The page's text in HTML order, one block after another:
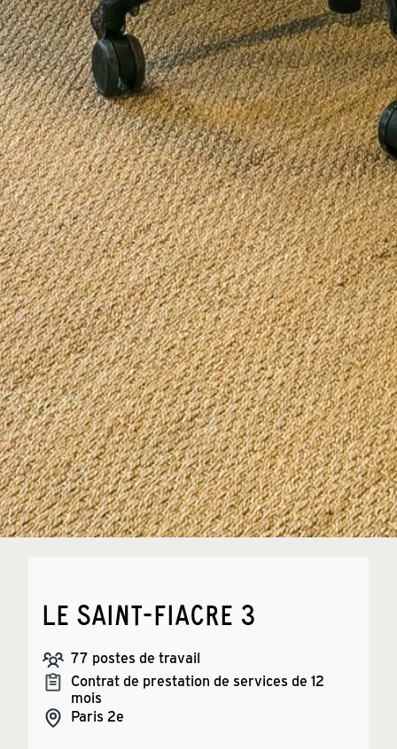
LE SAINT-FIACRE 3
77 postes de travail
Contrat de prestation de services de 12
mois
Paris 2e